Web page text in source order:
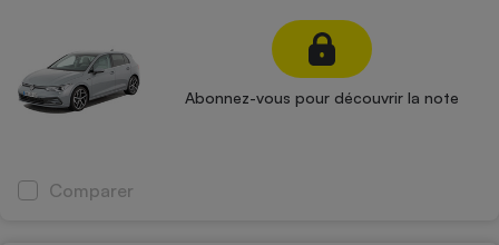
Abonnez-vous pour découvrir la note
Comparer